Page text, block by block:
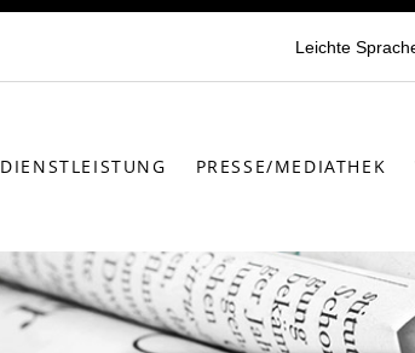
Leichte
DIENSTLEISTUNG PRESSE/MEDIATHEK